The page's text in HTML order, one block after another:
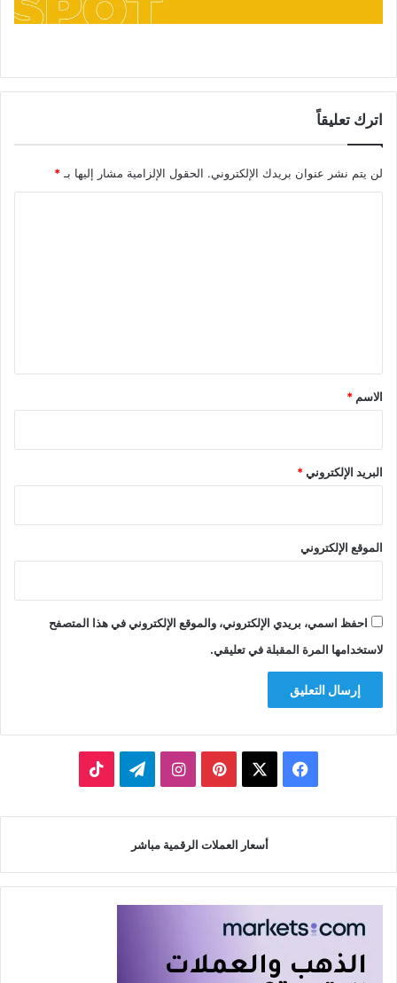
اترك تعليقاً
لن يتم نشر عنوان بريدك الإلكتروني. الحقول الإلزامية مشار إليها بـ *
*
الاسم *
البريد الإلكتروني*
الموقع الإلكتروني
احفظ اسمي، بريدي الإلكتروني، والموقع الإلكتروني في هذا المتصفح
لاستخدامها المرة المقبلة في تعليقي.
فيسبوك بينتيريستانستقرامتيلقرام
أسعار العملات الرقمية مباشر